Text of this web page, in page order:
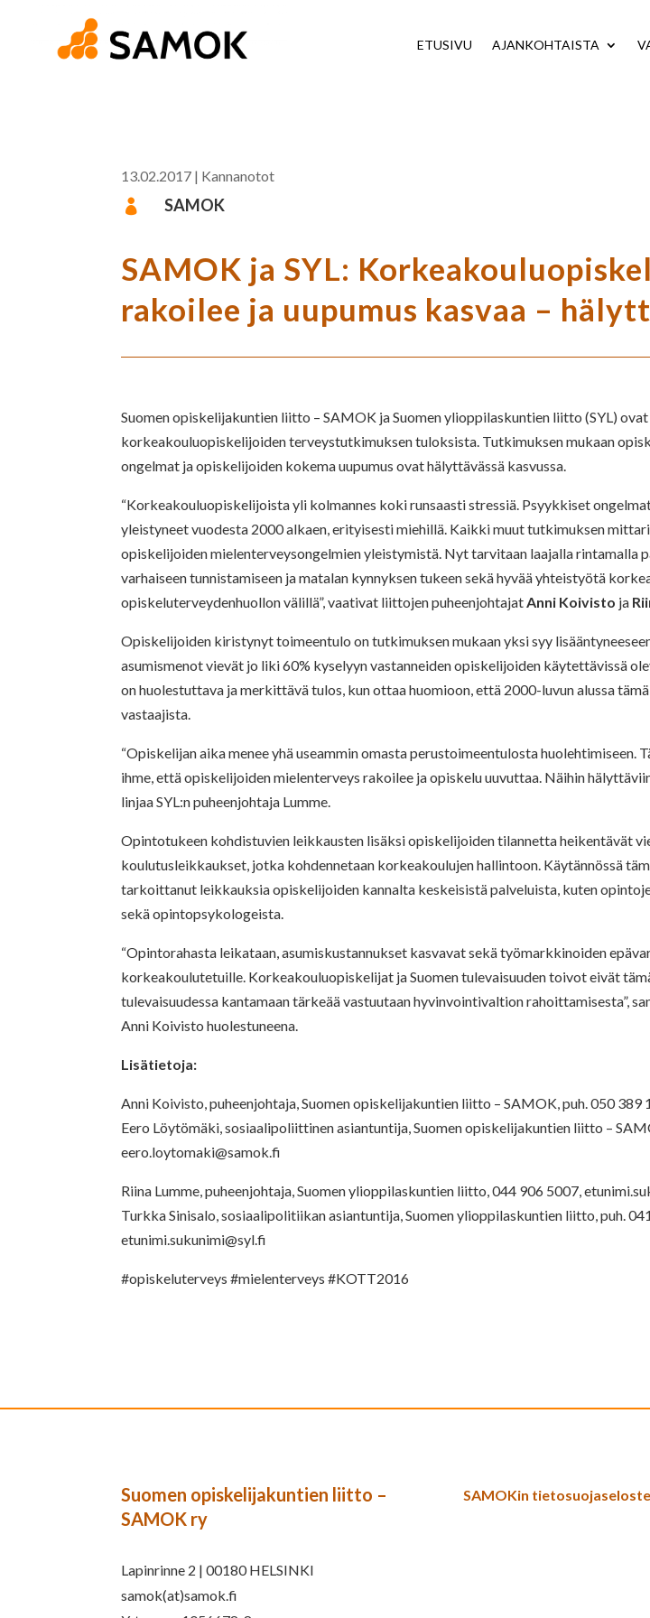
ETUSIVU AJANKOHTAISTA
13.02.2017 | Kannanotot
 SAMOK
SAMOK ja SYL:
rakoilee ja uupumus kasvaa –
Suomen opiskelijakuntien liitto – SAMOK ja Suomen ylioppilaskuntien liitto (SYL)
korkeakouluopiskelijoiden terveystutkimuksen tuloksista. Tutkimuksen mukaan
ongelmat ja opiskelijoiden kokema uupumus ovat hälyttävässä kasvussa.
“Korkeakouluopiskelijoista yli kolmannes koki runsaasti stressiä. Psyykkiset
yleistyneet vuodesta 2000 alkaen, erityisesti miehillä. Kaikki muut tutkimuksen
opiskelijoiden mielenterveysongelmien yleistymistä. Nyt tarvitaan laajalla rintamalla
varhaiseen tunnistamiseen ja matalan kynnyksen tukeen sekä hyvää yhteistyötä
opiskeluterveydenhuollon välillä”, vaativat liittojen puheenjohtajat Anni Koivisto ja
Opiskelijoiden kiristynyt toimeentulo on tutkimuksen mukaan yksi syy
asumismenot vievät jo liki 60% kyselyyn vastanneiden opiskelijoiden käytettävissä
on huolestuttava ja merkittävä tulos, kun ottaa huomioon, että 2000-luvun alussa
vastaajista.
“Opiskelijan aika menee yhä useammin omasta perustoimeentulosta huolehtimiseen.
ihme, että opiskelijoiden mielenterveys rakoilee ja opiskelu uuvuttaa. Näihin
linjaa SYL:n puheenjohtaja Lumme.
Opintotukeen kohdistuvien leikkausten lisäksi opiskelijoiden tilannetta heikentävät
koulutusleikkaukset, jotka kohdennetaan korkeakoulujen hallintoon. Käytännössä
tarkoittanut leikkauksia opiskelijoiden kannalta keskeisistä palveluista, kuten
sekä opintopsykologeista.
“Opintorahasta leikataan, asumiskustannukset kasvavat sekä työmarkkinoiden
korkeakoulutetuille. Korkeakouluopiskelijat ja Suomen tulevaisuuden toivot eivät
tulevaisuudessa kantamaan tärkeää vastuutaan hyvinvointivaltion rahoittamisesta”,
Anni Koivisto huolestuneena.
Lisätietoja:
Anni Koivisto, puheenjohtaja, Suomen opiskelijakuntien liitto – SAMOK, puh. 050 389
Eero Löytömäki, sosiaalipoliittinen asiantuntija, Suomen opiskelijakuntien liitto –
eero.loytomaki@samok.fi
Riina Lumme, puheenjohtaja, Suomen ylioppilaskuntien liitto, 044 906 5007,
Turkka Sinisalo, sosiaalipolitiikan asiantuntija, Suomen ylioppilaskuntien liitto, puh.
etunimi.sukunimi@syl.fi
#opiskeluterveys #mielenterveys #KOTT2016
Suomen opiskelijakuntien liitto –
SAMOK ry
Lapinrinne 2 | 00180 HELSINKI
samok(at)samok.fi
SAMOKin tietosuojaseloste